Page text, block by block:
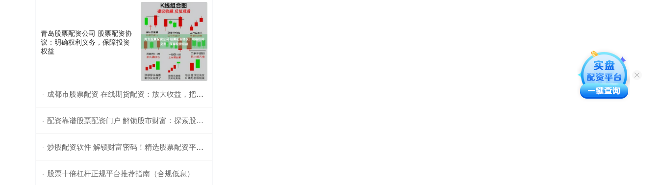
青岛股票配资公司 股票配资协
议：明确权利义务，保障投资
权益
· 成都市股票配资 在线期货配资：放大收益，把握财富先机
· 配资靠谱股票配资门户 解锁股市财富：探索股票配资交易软件
· 炒股配资软件 解锁财富密码！精选股票配资平台推荐
· 股票十倍杠杆正规平台推荐指南（合规低息）